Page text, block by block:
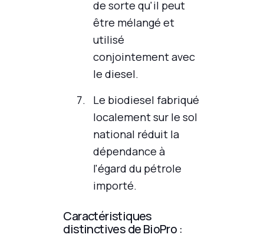
de sorte qu'il peut
être mélangé et
utilisé
conjointement avec
le diesel.
Le biodiesel fabriqué
localement sur le sol
national réduit la
dépendance à
l'égard du pétrole
importé.
Caractéristiques
distinctives de BioPro :